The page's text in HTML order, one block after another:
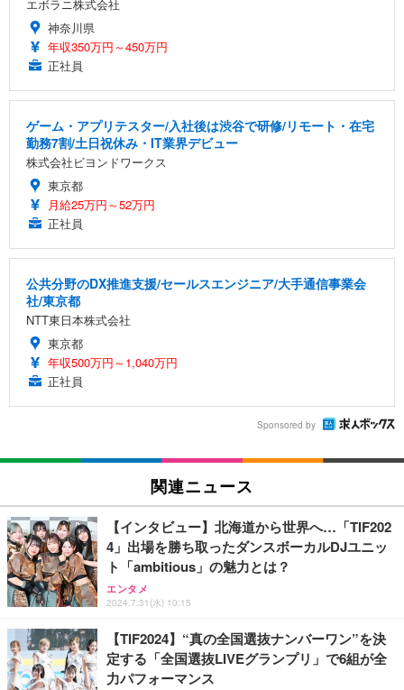
エボラニ株式会社
神奈川県
年収350万円～450万円
正社員
ゲーム・アプリテスター/入社後は渋谷で研修/リモート・在宅
勤務7割/土日祝休み・IT業界デビュー
株式会社ビヨンドワークス
東京都
月給25万円～52万円
正社員
公共分野のDX推進支援/セールスエンジニア/大手通信事業会
社/東京都
NTT東日本株式会社
東京都
年収500万円～1,040万円
正社員
Sponsored by
関連ニュース
【インタビュー】北海道から世界へ…「TIF202
4」出場を勝ち取ったダンスボーカルDJユニッ
ト「ambitious」の魅力とは？
エンタメ
2024.7.31(水) 10:15
【TIF2024】“真の全国選抜ナンバーワン”を決
定する「全国選抜LIVEグランプリ」で6組が全
力パフォーマンス